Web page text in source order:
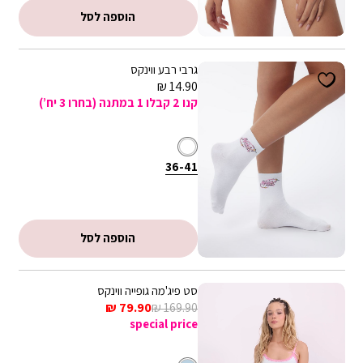
קופונים - ניתן לממש קופון אחד בהזמנה. הנחת קופון אינה חלה על דמי
משלוח, אריזת מתנה וגיפטקארד
הוספה לסל
גרבי רבע ווינקס
מחיר
מכירה
14.90 ₪
קנו 2 קבלו 1 במתנה (בחרו 3 יח’)
צבע
לבן
מידה
36-
36-41
הוספה לסל
סט פיג'מה גופייה ווינקס
מחיר
מכירה
79.90 ₪
מחיר
רגיל
169.90 ₪
special price